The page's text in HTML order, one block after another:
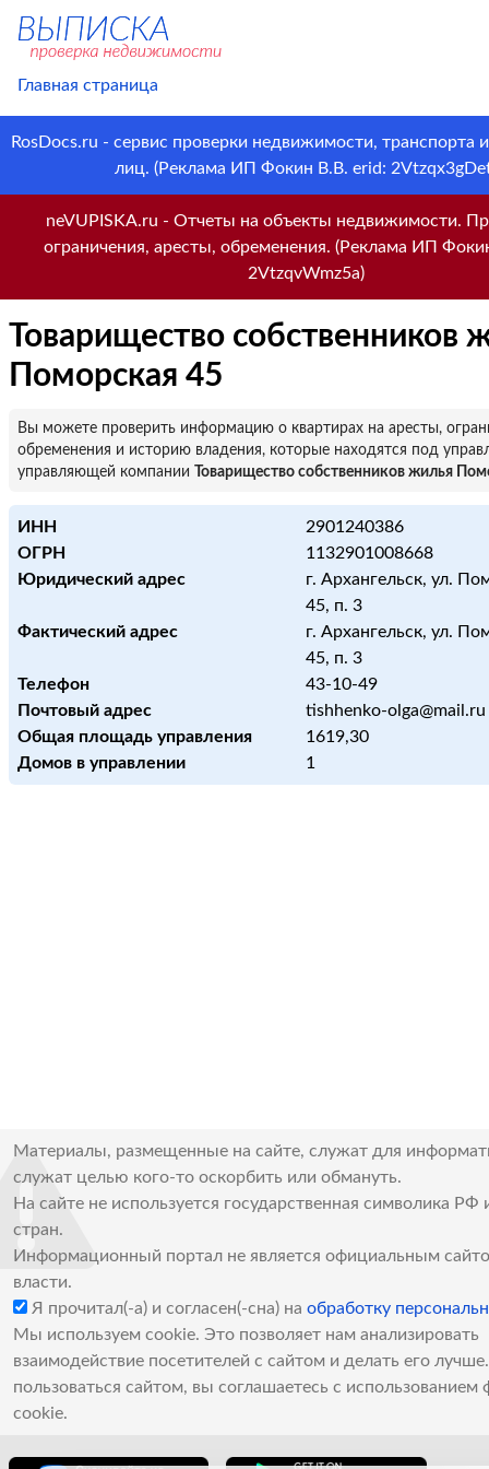
Главная страница
RosDocs.ru - сервис проверки недвижимости, транспорта
лиц. (Реклама ИП Фокин В.В. erid:
neVUPISKA.ru - Отчеты на объекты недвижимости.
ограничения, аресты, обременения. (Реклама ИП
2VtzqvWmz5a)
Товарищество собственников
Поморская 45
Вы можете проверить информацию о квартирах на аресты,
обременения и историю владения, которые находятся под
управляющей компании
Товарищество собственников жилья
ИНН
2901240386
ОГРН
1132901008668
Юридический адрес
г. Архангельск, ул.
45, п. 3
Фактический адрес
г. Архангельск, ул.
45, п. 3
Телефон
43-10-49
Почтовый адрес
tishhenko-olga@mail.ru
Общая площадь управления
1619,30
Домов в управлении
1
Материалы, размещенные на сайте, служат для
служат целью кого-то оскорбить или обмануть.
На сайте не используется государственная символика РФ
стран.
Информационный портал не является официальным
власти.
Я прочитал(-а) и согласен(-сна) на обработку
Мы используем cookie. Это позволяет нам анализировать
взаимодействие посетителей с сайтом и делать его
пользоваться сайтом, вы соглашаетесь с использованием
cookie.